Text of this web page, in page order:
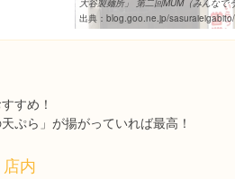
出典： blog.goo.ne.jp/sasuraieigabito/e/
すめ！
ぷら」が揚がっていれば最高！
店内